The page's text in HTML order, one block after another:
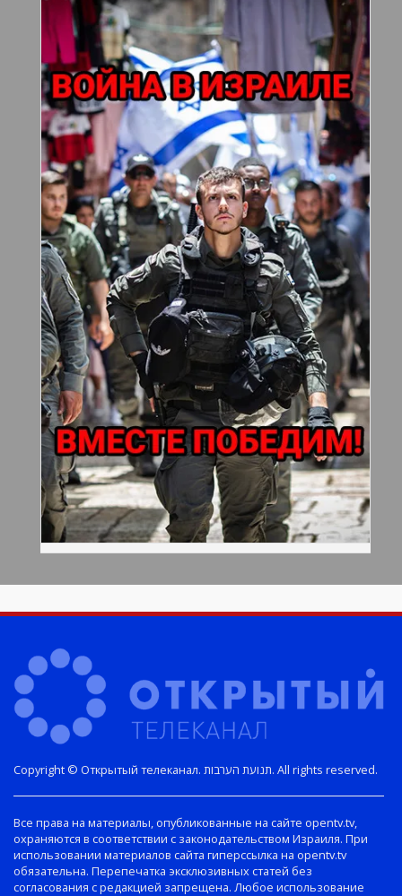
Copyright © Открытый телеканал. תנועת הערבות. All rights reserved.
Все права на материалы, опубликованные на сайте opentv.tv,
охраняются в соответствии с законодательством Израиля. При
использовании материалов сайта гиперссылка на opentv.tv
обязательна. Перепечатка эксклюзивных статей без
согласования с редакцией запрещена. Любое использование